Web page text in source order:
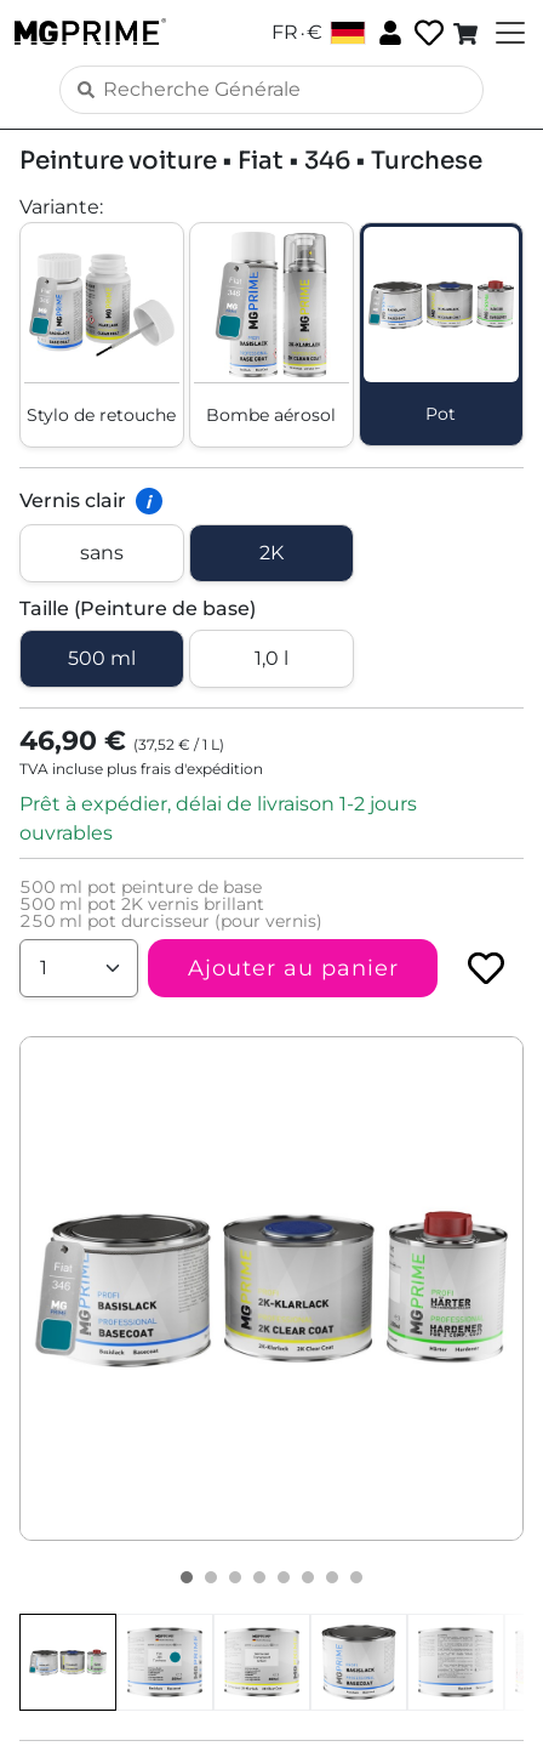
FR .€
Peinture voiture • Fiat • 346 • Turchese
Variante:
Stylo de retouche Bombe aérosol Pot
Vernis clair i
sans 2K
Taille (Peinture de base)
500 ml 1,0 l
46,90 € (37,52 € /1 L )
TVA incluse plus frais d'expédition
Prêt à expédier, délai de livraison 1-2 jours
ouvrables
500 ml pot peinture de base
500 ml pot 2K vernis brillant
250 ml pot durcisseur (pour vernis)
Ajouter au panier